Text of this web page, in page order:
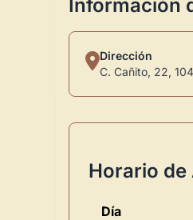
Información
Dirección
C. Cañito, 22,
Horario de
Día